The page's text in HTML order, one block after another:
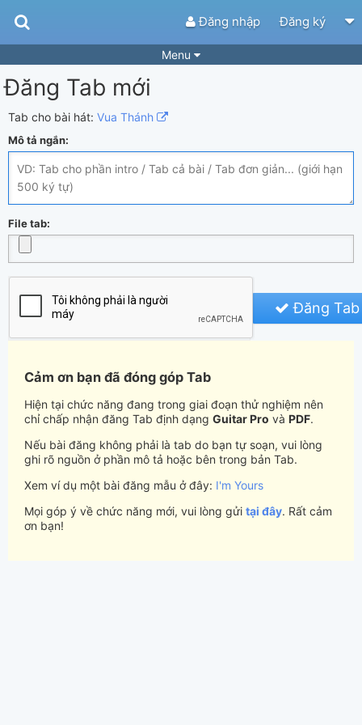
Đăng nhập Đăng ký
Menu
Bài hát
Playlist
Điệu bài hát
Tìm theo hợp âm Tải ứng dụng
Tắt quảng cáo
Đăng Tab mới
Tab cho bài hát: Vua Thánh
Mô tả ngắn:
File tab:
Đăng
Cảm ơn bạn đã đóng góp Tab
Hiện tại chức năng đang trong giai đoạn thử nghiệm nên
chỉ chấp nhận đăng Tab định dạng Guitar Pro và PDF.
Nếu bài đăng không phải là tab do bạn tự soạn, vui lòng
ghi rõ nguồn ở phần mô tả hoặc bên trong bản Tab.
Xem ví dụ một bài đăng mẫu ở đây: I'm Yours
Mọi góp ý về chức năng mới, vui lòng gửi tại đây. Rất cảm
ơn bạn!